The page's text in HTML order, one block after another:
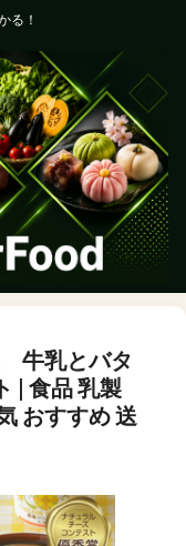
る！
牛乳とバタ
| 食品 乳製
おすすめ 送